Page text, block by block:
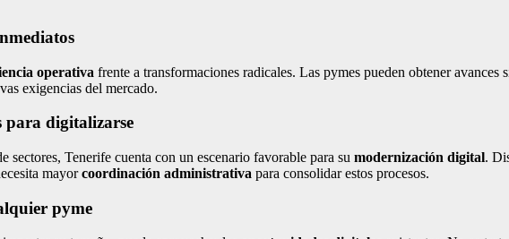
operativa frente a transformaciones radicales. Las pymes pueden obtener
exigencias del mercado.
para digitalizarse
sectores, Tenerife cuenta con un escenario favorable para su modernización digital.
mayorcoordinación administrativa para consolidar estos procesos.
pyme